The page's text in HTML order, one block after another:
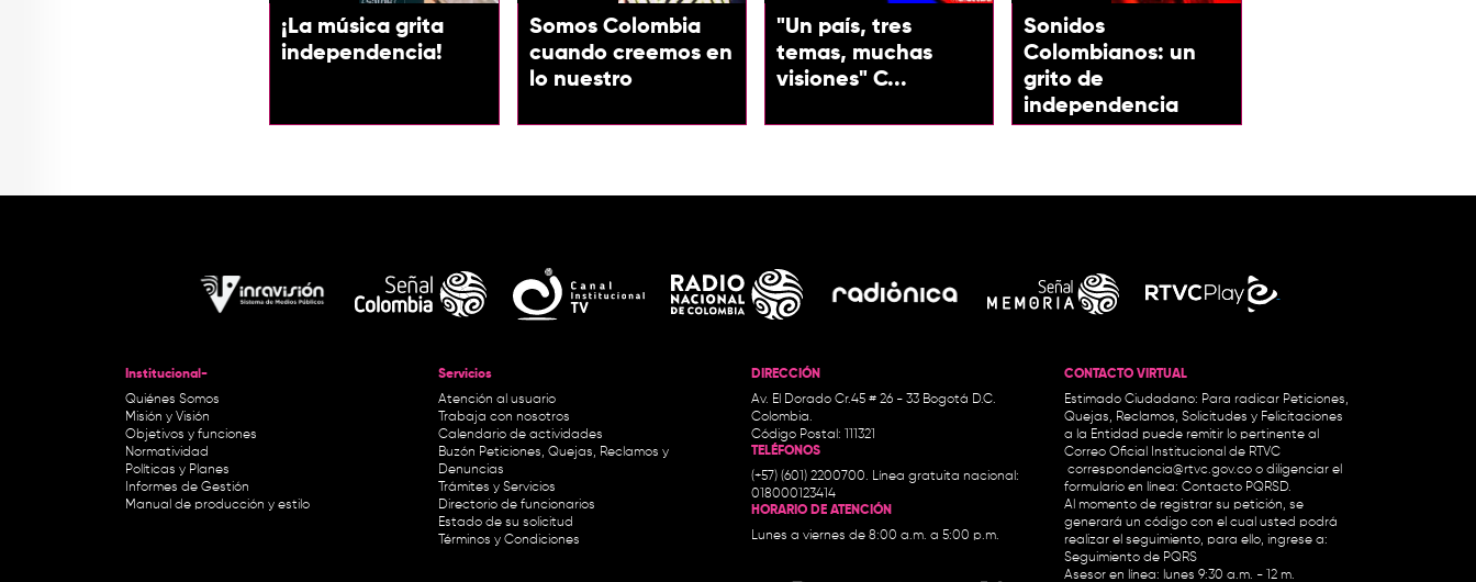
¡La música grita
independencia!
Somos Colombia
cuando creemos en
lo nuestro
"Un país, tres
temas, muchas
visiones" C...
Sonidos
Colombianos: un
grito de
independencia
Institucional-
Quiénes Somos
Misión y Visión
Objetivos y funciones
Normatividad
Políticas y Planes
Informes de Gestión
Manual de producción y estilo
Servicios
Atención al usuario
Trabaja con nosotros
Calendario de actividades
Buzón Peticiones, Quejas, Reclamos y
Denuncias
Trámites y Servicios
Directorio de funcionarios
Estado de su solicitud
Términos y Condiciones
DIRECCIÓN
Av. El Dorado Cr.45 # 26 - 33 Bogotá D.C.
Colombia.
Código Postal: 111321
TELÉFONOS
(+57) (601) 2200700. Línea gratuita nacional:
018000123414
HORARIO DE ATENCIÓN
Lunes a viernes de 8:00 a.m. a 5:00 p.m.
CONTACTO VIRTUAL
Estimado Ciudadano: Para radicar Peticiones,
Quejas, Reclamos, Solicitudes y Felicitaciones
a la Entidad puede remitir lo pertinente al
Correo Oficial Institucional de RTVC
correspondencia@rtvc.gov.co o diligenciar el
formulario en línea: Contacto PQRSD.
Al momento de registrar su petición, se
generará un código con el cual usted podrá
realizar el seguimiento, para ello, ingrese a:
Seguimiento de PQRS
Asesor en línea: lunes 9:30 a.m. - 12 m.